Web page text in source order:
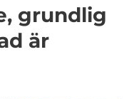
grundlig
är